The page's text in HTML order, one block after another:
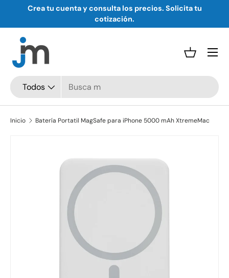
Crea tu cuenta y consulta los precios. Solicita tu
cotización.
Buscar
Tipo de producto
Todos
Cesta
Menú
Inicio Batería Portatil MagSafe para iPhone 5000 mAh XtremeMac